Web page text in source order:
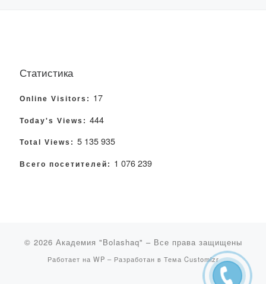
Статистика
Online Visitors: 17
Today's Views: 444
Total Views: 5 135 935
Всего посетителей: 1 076 239
© 2026 Академия "Bolashaq" – Все права защищены
Работает на WP – Разработан в Тема Customizr